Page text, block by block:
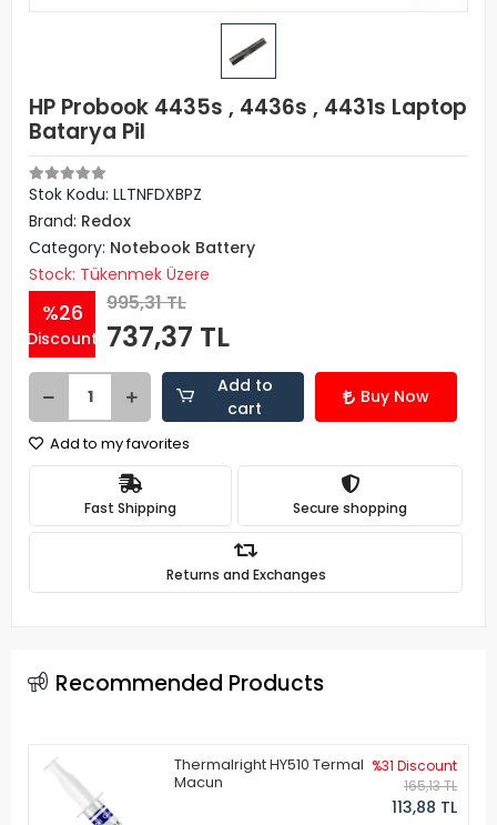
HP Probook 4435s , 4436s , 4431s Laptop
Batarya Pil
Stok Kodu: LLTNFDXBPZ
Brand: Redox
Category: Notebook Battery
Stock: Tükenmek Üzere
%26
Discount
995,31 TL
737,37 TL
Add to
cart
Buy Now
Add to my favorites
Fast Shipping Secure shopping
Returns and Exchanges
Recommended Products
Thermalright HY510 Termal
Macun
%31 Discount
165,13 TL
113,88 TL